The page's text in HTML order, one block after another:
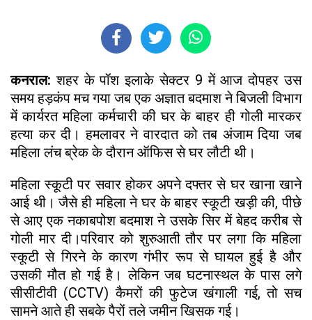
कनराल: शहर के पॉश इलाके सेक्टर 9 में आज दोपहर उस
समय हड़कंप मच गया जब एक अज्ञात बदमाश ने बिजली विभाग
में कार्यरत महिला कर्मचारी की घर के बाहर ही गोली मारकर
हत्या कर दी। हमलावर ने वारदात को तब अंजाम दिया जब
महिला लंच ब्रेक के दौरान ऑफिस से घर लौटी थी।
महिला स्कूटी पर सवार होकर अपने दफ्तर से घर खाना खाने
आई थी। जैसे ही महिला ने घर के बाहर स्कूटी खड़ी की, पीछे
से आए एक नकाबपोश बदमाश ने उसके सिर में बेहद करीब से
गोली मार दी।परिवार को शुरुआती तौर पर लगा कि महिला
स्कूटी से गिरने के कारण गंभीर रूप से घायल हुई है और
उसकी मौत हो गई है। लेकिन जब घटनास्थल के पास लगे
सीसीटीवी (CCTV) कैमरों की फुटेज खंगाली गई, तो सच
सामने आते ही सबके पैरों तले जमीन खिसक गई।